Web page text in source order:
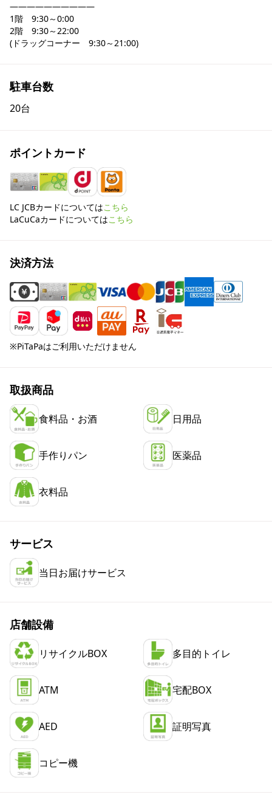
――――――――――
1階　9:30～0:00
2階　9:30～22:00
(ドラッグコーナー　9:30～21:00)
駐車台数
20台
ポイントカード
LC JCBカードについてはこちら
LaCuCaカードについてはこちら
決済方法
※PiTaPaはご利用いただけません
取扱商品
食料品・お酒 日用品
手作りパン 医薬品
衣料品
サービス
当日お届けサービス
店舗設備
リサイクルBOX 多目的トイレ
ATM 宅配BOX
AED 証明写真
コピー機